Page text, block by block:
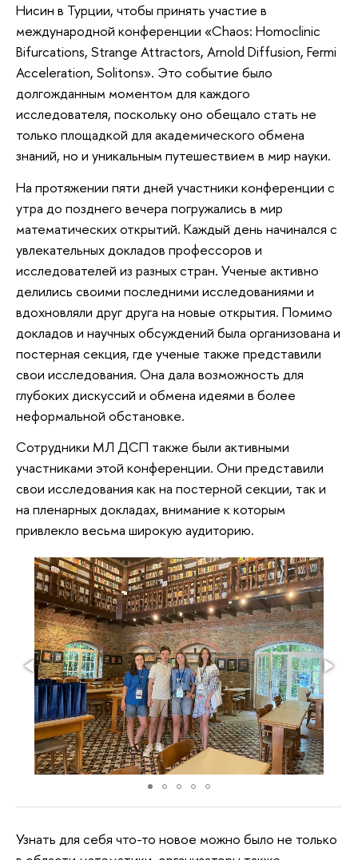
Нисин в Турции, чтобы принять участие в
международной конференции «Chaos: Homoclinic
Bifurcations, Strange Attractors, Arnold Diffusion, Fermi
Acceleration, Solitons». Это событие было
долгожданным моментом для каждого
исследователя, поскольку оно обещало стать не
только площадкой для академического обмена
знаний, но и уникальным путешествием в мир науки.
На протяжении пяти дней участники конференции с
утра до позднего вечера погружались в мир
математических открытий. Каждый день начинался с
увлекательных докладов профессоров и
исследователей из разных стран. Ученые активно
делились своими последними исследованиями и
вдохновляли друг друга на новые открытия. Помимо
докладов и научных обсуждений была организована и
постерная секция, где ученые также представили
свои исследования. Она дала возможность для
глубоких дискуссий и обмена идеями в более
неформальной обстановке.
Сотрудники МЛ ДСП также были активными
участниками этой конференции. Они представили
свои исследования как на постерной секции, так и
на пленарных докладах, внимание к которым
привлекло весьма широкую аудиторию.
Узнать для себя что-то новое можно было не только